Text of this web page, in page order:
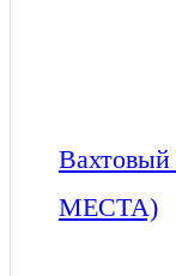
МЕСТА)